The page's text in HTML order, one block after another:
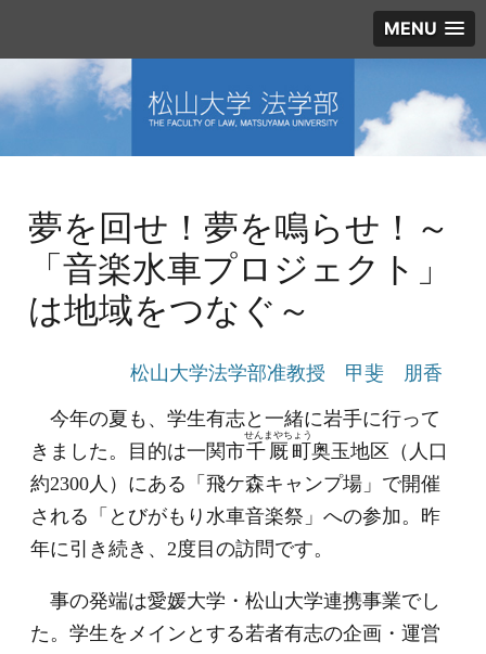
MENU
夢を回せ！夢を鳴らせ！～
「音楽水車プロジェクト」
は地域をつなぐ～
松山大学法学部准教授 甲斐 朋香
今年の夏も、学生有志と一緒に岩手に行って
きました。目的は一関市千厩町
せんまやちょう
奥玉地区（人口
約2300人）にある「飛ケ森キャンプ場」で開催
される「とびがもり水車音楽祭」への参加。昨
年に引き続き、2度目の訪問です。
事の発端は愛媛大学・松山大学連携事業でし
た。学生をメインとする若者有志の企画・運営